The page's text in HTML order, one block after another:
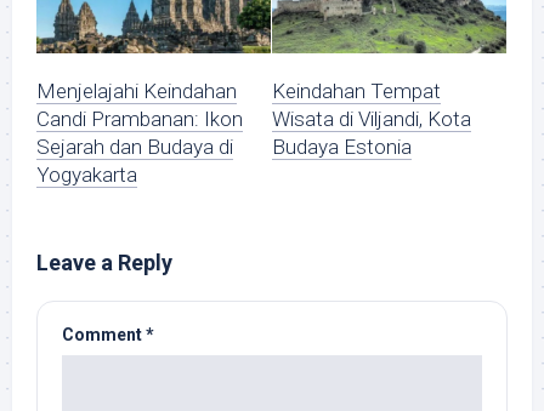
Menjelajahi Keindahan
Candi Prambanan: Ikon
Sejarah dan Budaya di
Yogyakarta
Keindahan Tempat
Wisata di Viljandi, Kota
Budaya Estonia
Leave a Reply
Comment*